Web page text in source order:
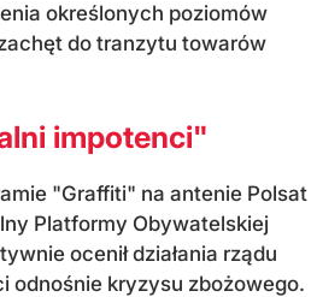
określonych poziomów
do tranzytu towarów
impotenci"
"Graffiti" na antenie Polsat
Platformy Obywatelskiej
ocenił działania rządu
odnośnie kryzysu zbożowego.